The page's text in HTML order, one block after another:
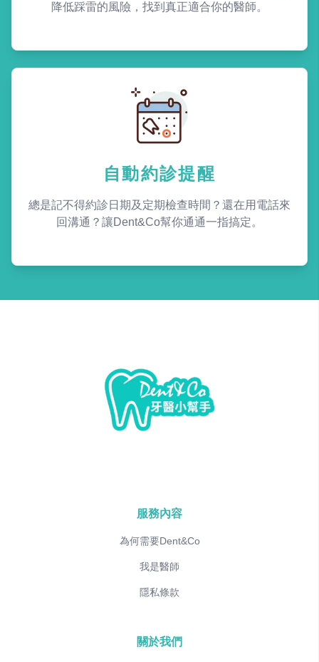
降低踩雷的風險，找到真正適合你的醫師。
自動約診提醒
總是記不得約診日期及定期檢查時間？還在用電話來
回溝通？讓Dent&Co幫你通通一指搞定。
服務內容
為何需要Dent&Co
我是醫師
隱私條款
關於我們